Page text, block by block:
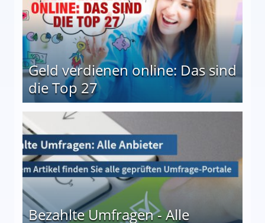
Geld verdienen online: Das sind
die Top 27
Bezahlte Umfragen - Alle